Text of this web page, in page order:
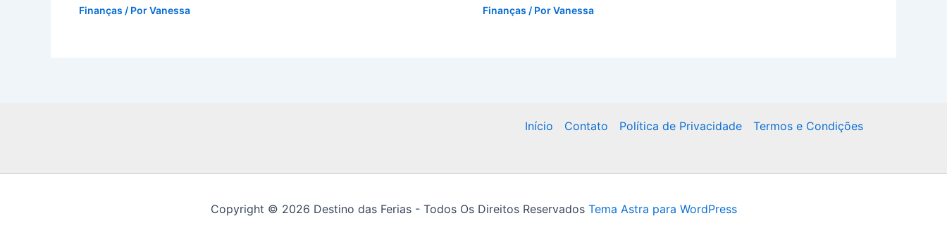
Finanças / PorVanessa Finanças / PorVanessa
Início Contato Política de Privacidade Termos e Condições
Copyright © 2026 Destino das Ferias - Todos Os Direitos Reservados Tema Astra para WordPress